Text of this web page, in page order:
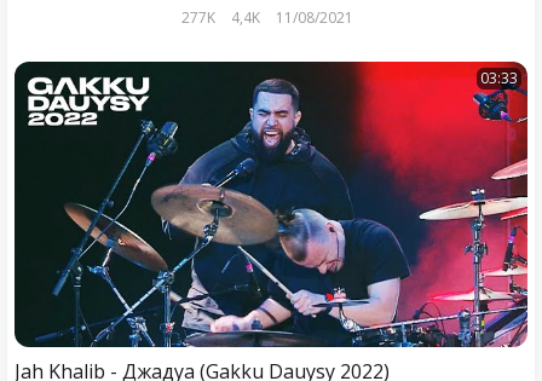
277K 4,4K 11/08/2021
03:33
Jah Khalib - Джадуа (Gakku Dauysy 2022)